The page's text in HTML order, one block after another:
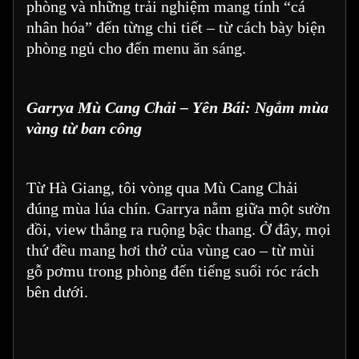
phòng và những trải nghiệm mang tính “cá
nhân hóa” đến từng chi tiết – từ cách bày biện
phòng ngủ cho đến menu ăn sáng.
Garrya Mù Cang Chải – Yên Bái: Ngắm mùa
vàng từ ban công
Từ Hà Giang, tôi vòng qua Mù Cang Chải
đúng mùa lúa chín. Garrya nằm giữa một sườn
đồi, view thẳng ra ruộng bậc thang. Ở đây, mọi
thứ đều mang hơi thở của vùng cao – từ mùi
gỗ pơmu trong phòng đến tiếng suối róc rách
bên dưới.